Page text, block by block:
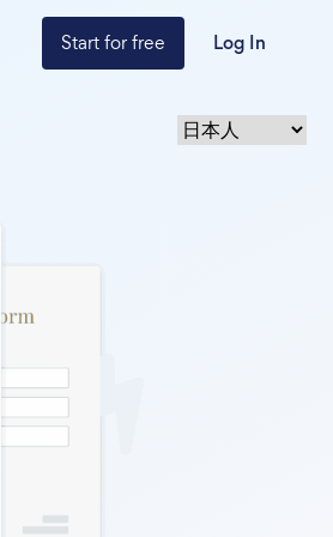
Start for free Log In